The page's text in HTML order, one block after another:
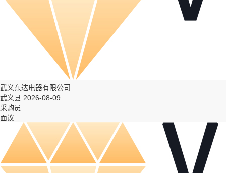
武义东达电器有限公司
武义县 2026-08-09
采购员
面议